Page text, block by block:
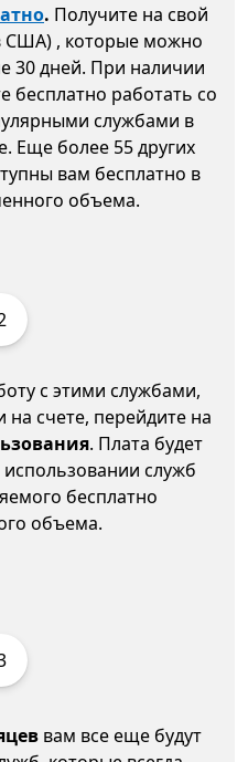
. Получите на свой
США) , которые можно
30 дней. При наличии
бесплатно работать со
службами в
Еще более 55 других
вам бесплатно в
объема.
с этими службами,
на счете, перейдите на
. Плата будет
служб
бесплатно
объема.
вам все еще будут